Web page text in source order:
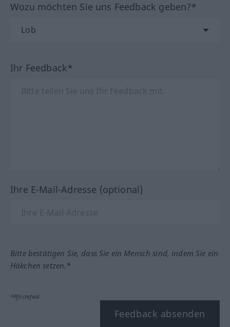
Wozu möchten Sie uns Feedback geben?*
Ihr Feedback*
Ihre E-Mail-Adresse (optional)
Bitte bestätigen Sie, dass Sie ein Mensch sind, indem Sie ein
Häkchen setzen.*
*Pflichtfeld
Feedback absenden